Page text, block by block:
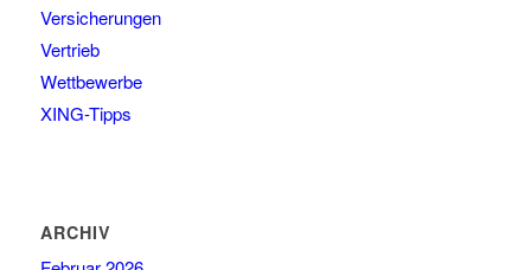
Versicherungen
Vertrieb
Wettbewerbe
XING-Tipps
ARCHIV